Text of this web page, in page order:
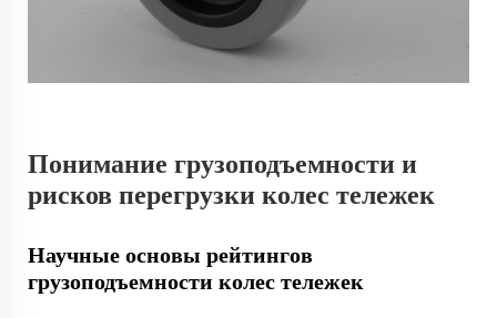
Понимание грузоподъемности и
рисков перегрузки колес тележек
Научные основы рейтингов
грузоподъемности колес тележек